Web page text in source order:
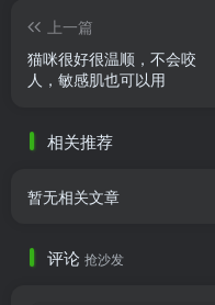
上一篇
猫咪很好很温顺，不会咬
人，敏感肌也可以用
相关推荐
暂无相关文章
评论 抢沙发